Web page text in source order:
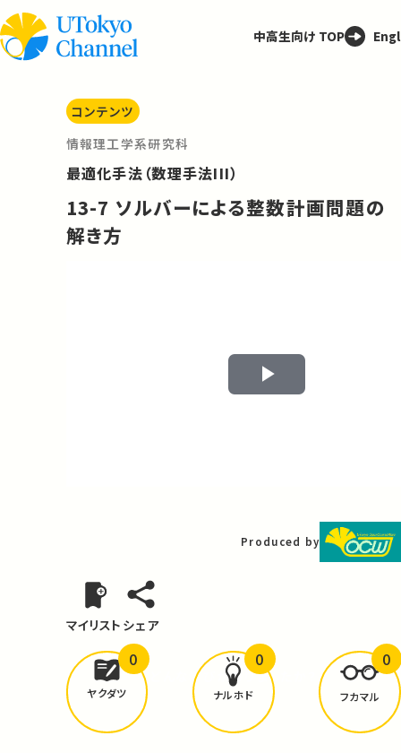
中高生向け TOP
コンテンツ
情報理工学系研究科
最適化手法（数理手法III）
13-7 ソルバーによる整数計画問題の
解き方
Play
Produced by
マイリスト シェア
どんな学びがありましたか？
ヤクダツ
0
ナルホド
0
フカマル
0